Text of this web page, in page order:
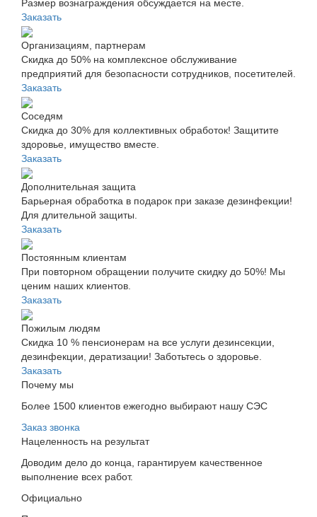
Размер вознаграждения обсуждается на месте.
Заказать
Организациям, партнерам
Скидка до 50% на комплексное обслуживание
предприятий для безопасности сотрудников, посетителей.
Заказать
Соседям
Скидка до 30% для коллективных обработок! Защитите
здоровье, имущество вместе.
Заказать
Дополнительная защита
Барьерная обработка в подарок при заказе дезинфекции!
Для длительной защиты.
Заказать
Постоянным клиентам
При повторном обращении получите скидку до 50%! Мы
ценим наших клиентов.
Заказать
Пожилым людям
Скидка 10 % пенсионерам на все услуги дезинсекции,
дезинфекции, дератизации! Заботьтесь о здоровье.
Заказать
Почему мы
Более 1500 клиентов ежегодно выбирают нашу СЭС
Заказ звонка
Нацеленность на результат
Доводим дело до конца, гарантируем качественное
выполнение всех работ.
Официально